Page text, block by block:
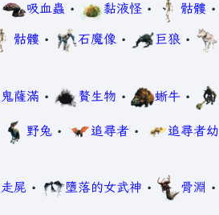
吸血蟲 • 黏液怪 • 骷髏 •
骷髏 • 石魔像 • 巨狼 •
薩滿 • 贅生物 • 蜥牛 •
野兔 • 追尋者 • 追尋者
屍 • 墮落的女武神 • 骨淵 •